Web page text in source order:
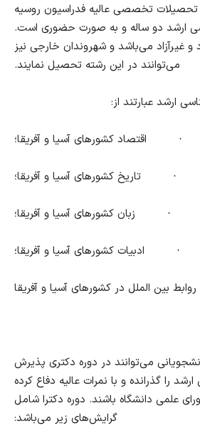
تحصیلات تخصصی عالیه فدراسیون روسیه
ارشد دو ساله و به صورت حضوری است.
و غیرآزاد می‌باشد و شهروندان خارجی نیز
می‌توانند در این رشته تحصیل نمایند.
ارشد عبارتند از:
· اقتصاد کشورهای آسیا و آفریقا؛
· تاریخ کشورهای آسیا و آفریقا؛
· زبان کشورهای آسیا و آفریقا؛
· ادبیات کشورهای آسیا و آفریقا؛
بین الملل در کشورهای آسیا و آفریقا
می‌توانند در دوره دکتری پذیرش
را گذرانده و با نمرات عالیه دفاع کرده
علمی دانشگاه باشند. دوره دکترا شامل
گرایش‌های زیر می‌باشد: